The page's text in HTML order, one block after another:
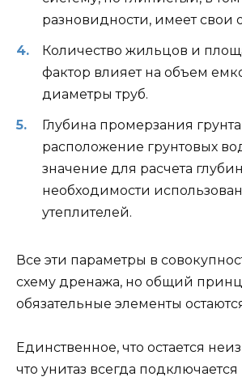
разновидности, имеет свои
Количество жильцов и
фактор влияет на объем
диаметры труб.
Глубина промерзания
расположение грунтовых
значение для расчета
необходимости
утеплителей.
Все эти параметры в
схему дренажа, но общий
обязательные элементы
Единственное, что остается
что унитаз всегда